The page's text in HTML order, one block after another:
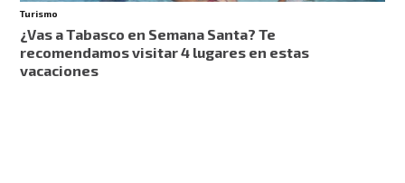
Turismo
¿Vas a Tabasco en Semana Santa? Te
recomendamos visitar 4 lugares en estas
vacaciones